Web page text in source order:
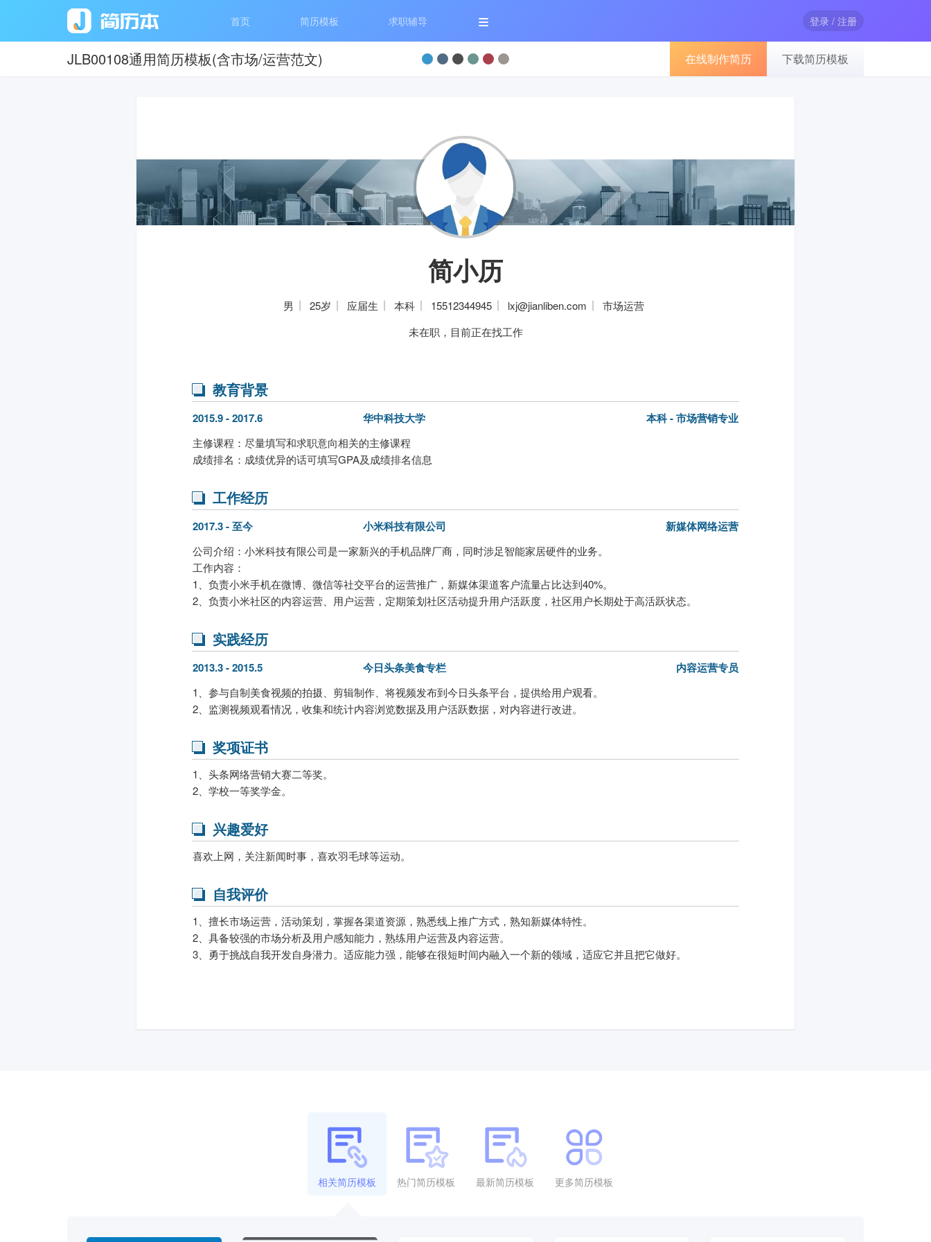
首页 简历模板 求职辅导 登录 / 注册
JLB00108通用简历模板(含市场/运营范文) 在线制作简历 下载简历模板
简小历
男 25岁 应届生 本科 15512344945 lxj@jianliben.com
市场运营
未在职，目前正在找工作
教育背景
2015.9 - 2017.6 华中科技大学 本科 - 市场营销专业
主修课程：尽量填写和求职意向相关的主修课程
成绩排名：成绩优异的话可填写GPA及成绩排名信息
工作经历
2017.3 - 至今 小米科技有限公司 新媒体网络运营
公司介绍：小米科技有限公司是一家新兴的手机品牌厂商，同时涉足智能家居硬件的业务。
工作内容：
1、负责小米手机在微博、微信等社交平台的运营推广，新媒体渠道客户流量占比达到40%。
2、负责小米社区的内容运营、用户运营，定期策划社区活动提升用户活跃度，社区用户长期处于高活跃状态。
实践经历
2013.3 - 2015.5 今日头条美食专栏 内容运营专员
1、参与自制美食视频的拍摄、剪辑制作、将视频发布到今日头条平台，提供给用户观看。
2、监测视频观看情况，收集和统计内容浏览数据及用户活跃数据，对内容进行改进。
奖项证书
1、头条网络营销大赛二等奖。
2、学校一等奖学金。
兴趣爱好
喜欢上网，关注新闻时事，喜欢羽毛球等运动。
自我评价
1、擅长市场运营，活动策划，掌握各渠道资源，熟悉线上推广方式，熟知新媒体特性。
2、具备较强的市场分析及用户感知能力，熟练用户运营及内容运营。
3、勇于挑战自我开发自身潜力。适应能力强，能够在很短时间内融入一个新的领域，适应它并且把它做好。
相关简历模板 热门简历模板 最新简历模板 更多简历模板